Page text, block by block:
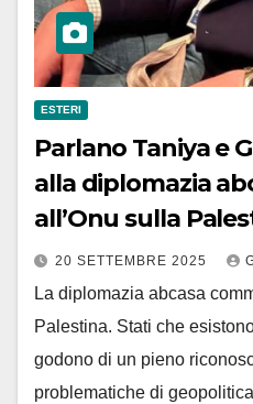
ESTERI
Parlano Taniya e
alla diplomazia
all’Onu sulla
20 SETTEMBRE 2025
La diplomazia abcasa
Palestina. Stati che
godono di un pieno
problematiche di